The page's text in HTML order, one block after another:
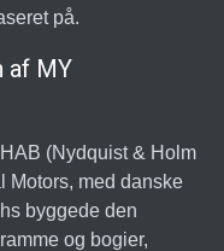
på.
af MY
(Nydquist & Holm
Motors, med danske
byggede den
og bogier,